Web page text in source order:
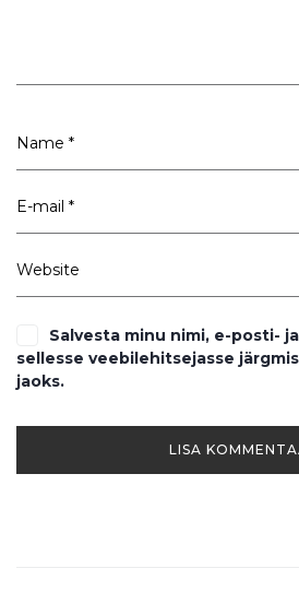
Salvesta minu nimi, e-posti-
sellesse veebilehitsejasse
jaoks.